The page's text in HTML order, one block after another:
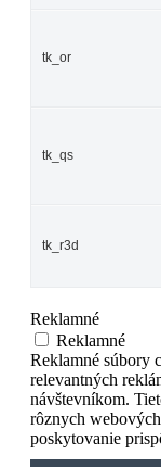
tk_or
tk_qs
tk_r3d
Reklamné
Reklamné
Reklamné súbory
relevantných
návštevníkom.
rôznych
poskytovanie